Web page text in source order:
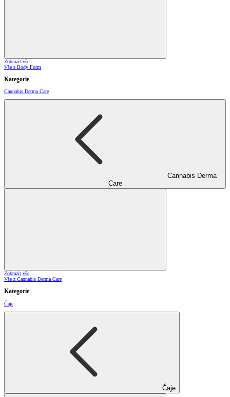
Zobrazit vše
Vše z Body Form
Kategorie
Cannabis Derma Care
Cannabis Derma
Care
Zobrazit vše
Vše z Cannabis Derma Care
Kategorie
Čaje
Čaje